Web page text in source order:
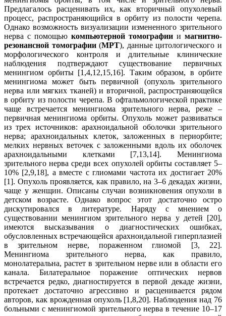
Предлагалось расценивать их, как вторичный опухолевый
процесс, распространяющийся в орбиту из полости черепа.
Однако возможность визуализации измененного зрительного
нерва с помощью компьютерной томографии и магнитно-
резонансной томографии(МРТ), данные цитологического и
морфологического контроля и длительные клинические
наблюдения подтверждают существование первичных
менингиом орбиты [1,4,12,15,16]. Таким образом, в орбите
менингиома может быть первичной (опухоль зрительного
нерва или мягких тканей) и вторичной, распространяющейся
в орбиту из полости черепа. В офтальмологической практике
чаще встречается менингиома зрительного нерва, реже –
первичная менингиома орбиты. Опухоль может развиваться
из трех источников: арахноидальной оболочки зрительного
нерва; арахноидальных клеток, заложенных в периорбите;
мелких нервных веточек с заложенными вдоль их оболочек
арахноидальными клетками [7,13,14]. Менингиома
зрительного нерва среди всех опухолей орбиты составляет 5–
10% [2,9,18], а вместе с глиомами частота их достигает 20%
[1]. Опухоль проявляется, как правило, на 3–6 декадах жизни,
чаще у женщин. Описаны случаи возникновения опухоли в
детском возрасте. Однако вопрос этот достаточно остро
дискутировался в литературе. Наряду с мнением о
существовании менингиом зрительного нерва у детей [20],
имеются высказывания о диагностических ошибках,
обусловленных встречающейся арахноидальной гиперплазией
в зрительном нерве, пораженном глиомой [3, 22].
Менингиома зрительного нерва, как правило,
монолатеральна, растет в зрительном нерве или в области его
канала. Билатеральное поражение оптических нервов
встречается редко, диагностируется в первой декаде жизни,
протекает достаточно агрессивно и расценивается рядом
авторов, как врожденная опухоль [1,8,20]. Наблюдения над 76
больными с менингиомой зрительного нерва в течение 10–17